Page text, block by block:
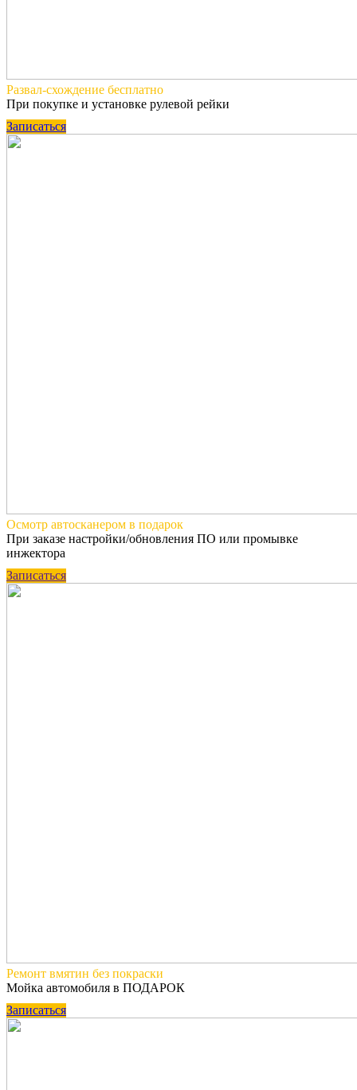
Развал-схождение бесплатно
При покупке и установке рулевой рейки
Записаться
Осмотр автосканером в подарок
При заказе настройки/обновления ПО или промывке
инжектора
Записаться
Ремонт вмятин без покраски
Мойка автомобиля в ПОДАРОК
Записаться